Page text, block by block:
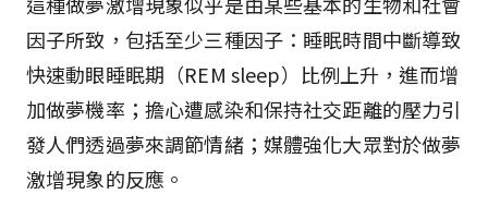
因子所致，包括至少三種因子：睡眠時間中斷導致
快速動眼睡眠期（REM sleep）比例上升，進而增
加做夢機率；擔心遭感染和保持社交距離的壓力引
發人們透過夢來調節情緒；媒體強化大眾對於做夢
激增現象的反應。